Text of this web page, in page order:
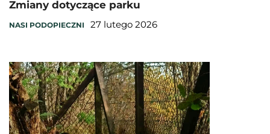
Zmiany dotyczące parku
NASI PODOPIECZNI 27 lutego 2026